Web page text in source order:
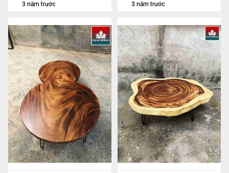
3 năm trước 3 năm trước